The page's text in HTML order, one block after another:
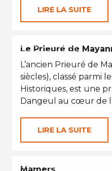
LIRE LA SUITE
VACANCES D'ÉTÉ
Le Prieuré de
L’ancien Prieuré de
siècles), classé parmi
Historiques, est une
Dangeul au cœur de
LIRE LA SUITE
EN TOUTES SAISONS